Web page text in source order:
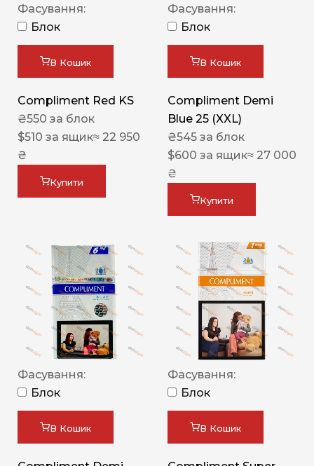
Фасування:
Блок
В Кошик
Compliment Red KS
₴550 за блок
$510 за ящик≈ 22 950
₴
Купити
Фасування:
Блок
В Кошик
Compliment Demi
Blue 25 (XXL)
₴545 за блок
$600 за ящик≈ 27 000
₴
Купити
Фасування:
Блок
В Кошик
Фасування:
Блок
В Кошик